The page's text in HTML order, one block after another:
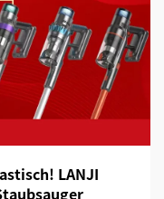
LANJI